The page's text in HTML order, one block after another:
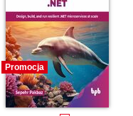
Promocja